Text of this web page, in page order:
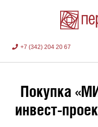
+7 (342) 204 20 67
Покупка
инвест-